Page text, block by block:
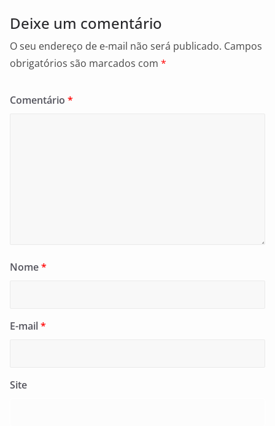
Deixe um comentário
O seu endereço de e-mail não será publicado. Campos
obrigatórios são marcados com *
Comentário *
Nome*
E-mail*
Site